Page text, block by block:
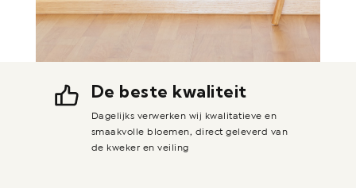
De beste kwaliteit
Dagelijks verwerken wij kwalitatieve en
smaakvolle bloemen, direct geleverd van
de kweker en veiling